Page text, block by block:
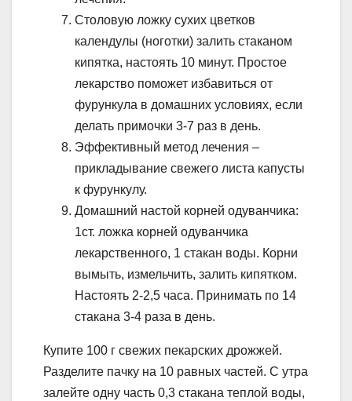
Столовую ложку сухих цветков
календулы (ноготки) залить стаканом
кипятка, настоять 10 минут. Простое
лекарство поможет избавиться от
фурункула в домашних условиях, если
делать примочки 3-7 раз в день.
Эффективный метод лечения –
прикладывание свежего листа капусты
к фурункулу.
Домашний настой корней одуванчика:
1ст. ложка корней одуванчика
лекарственного, 1 стакан воды. Корни
вымыть, измельчить, залить кипятком.
Настоять 2-2,5 часа. Принимать по 14
стакана 3-4 раза в день.
Купите 100 г свежих пекарских дрожжей.
Разделите пачку на 10 равных частей. С утра
залейте одну часть 0,3 стакана теплой воды,